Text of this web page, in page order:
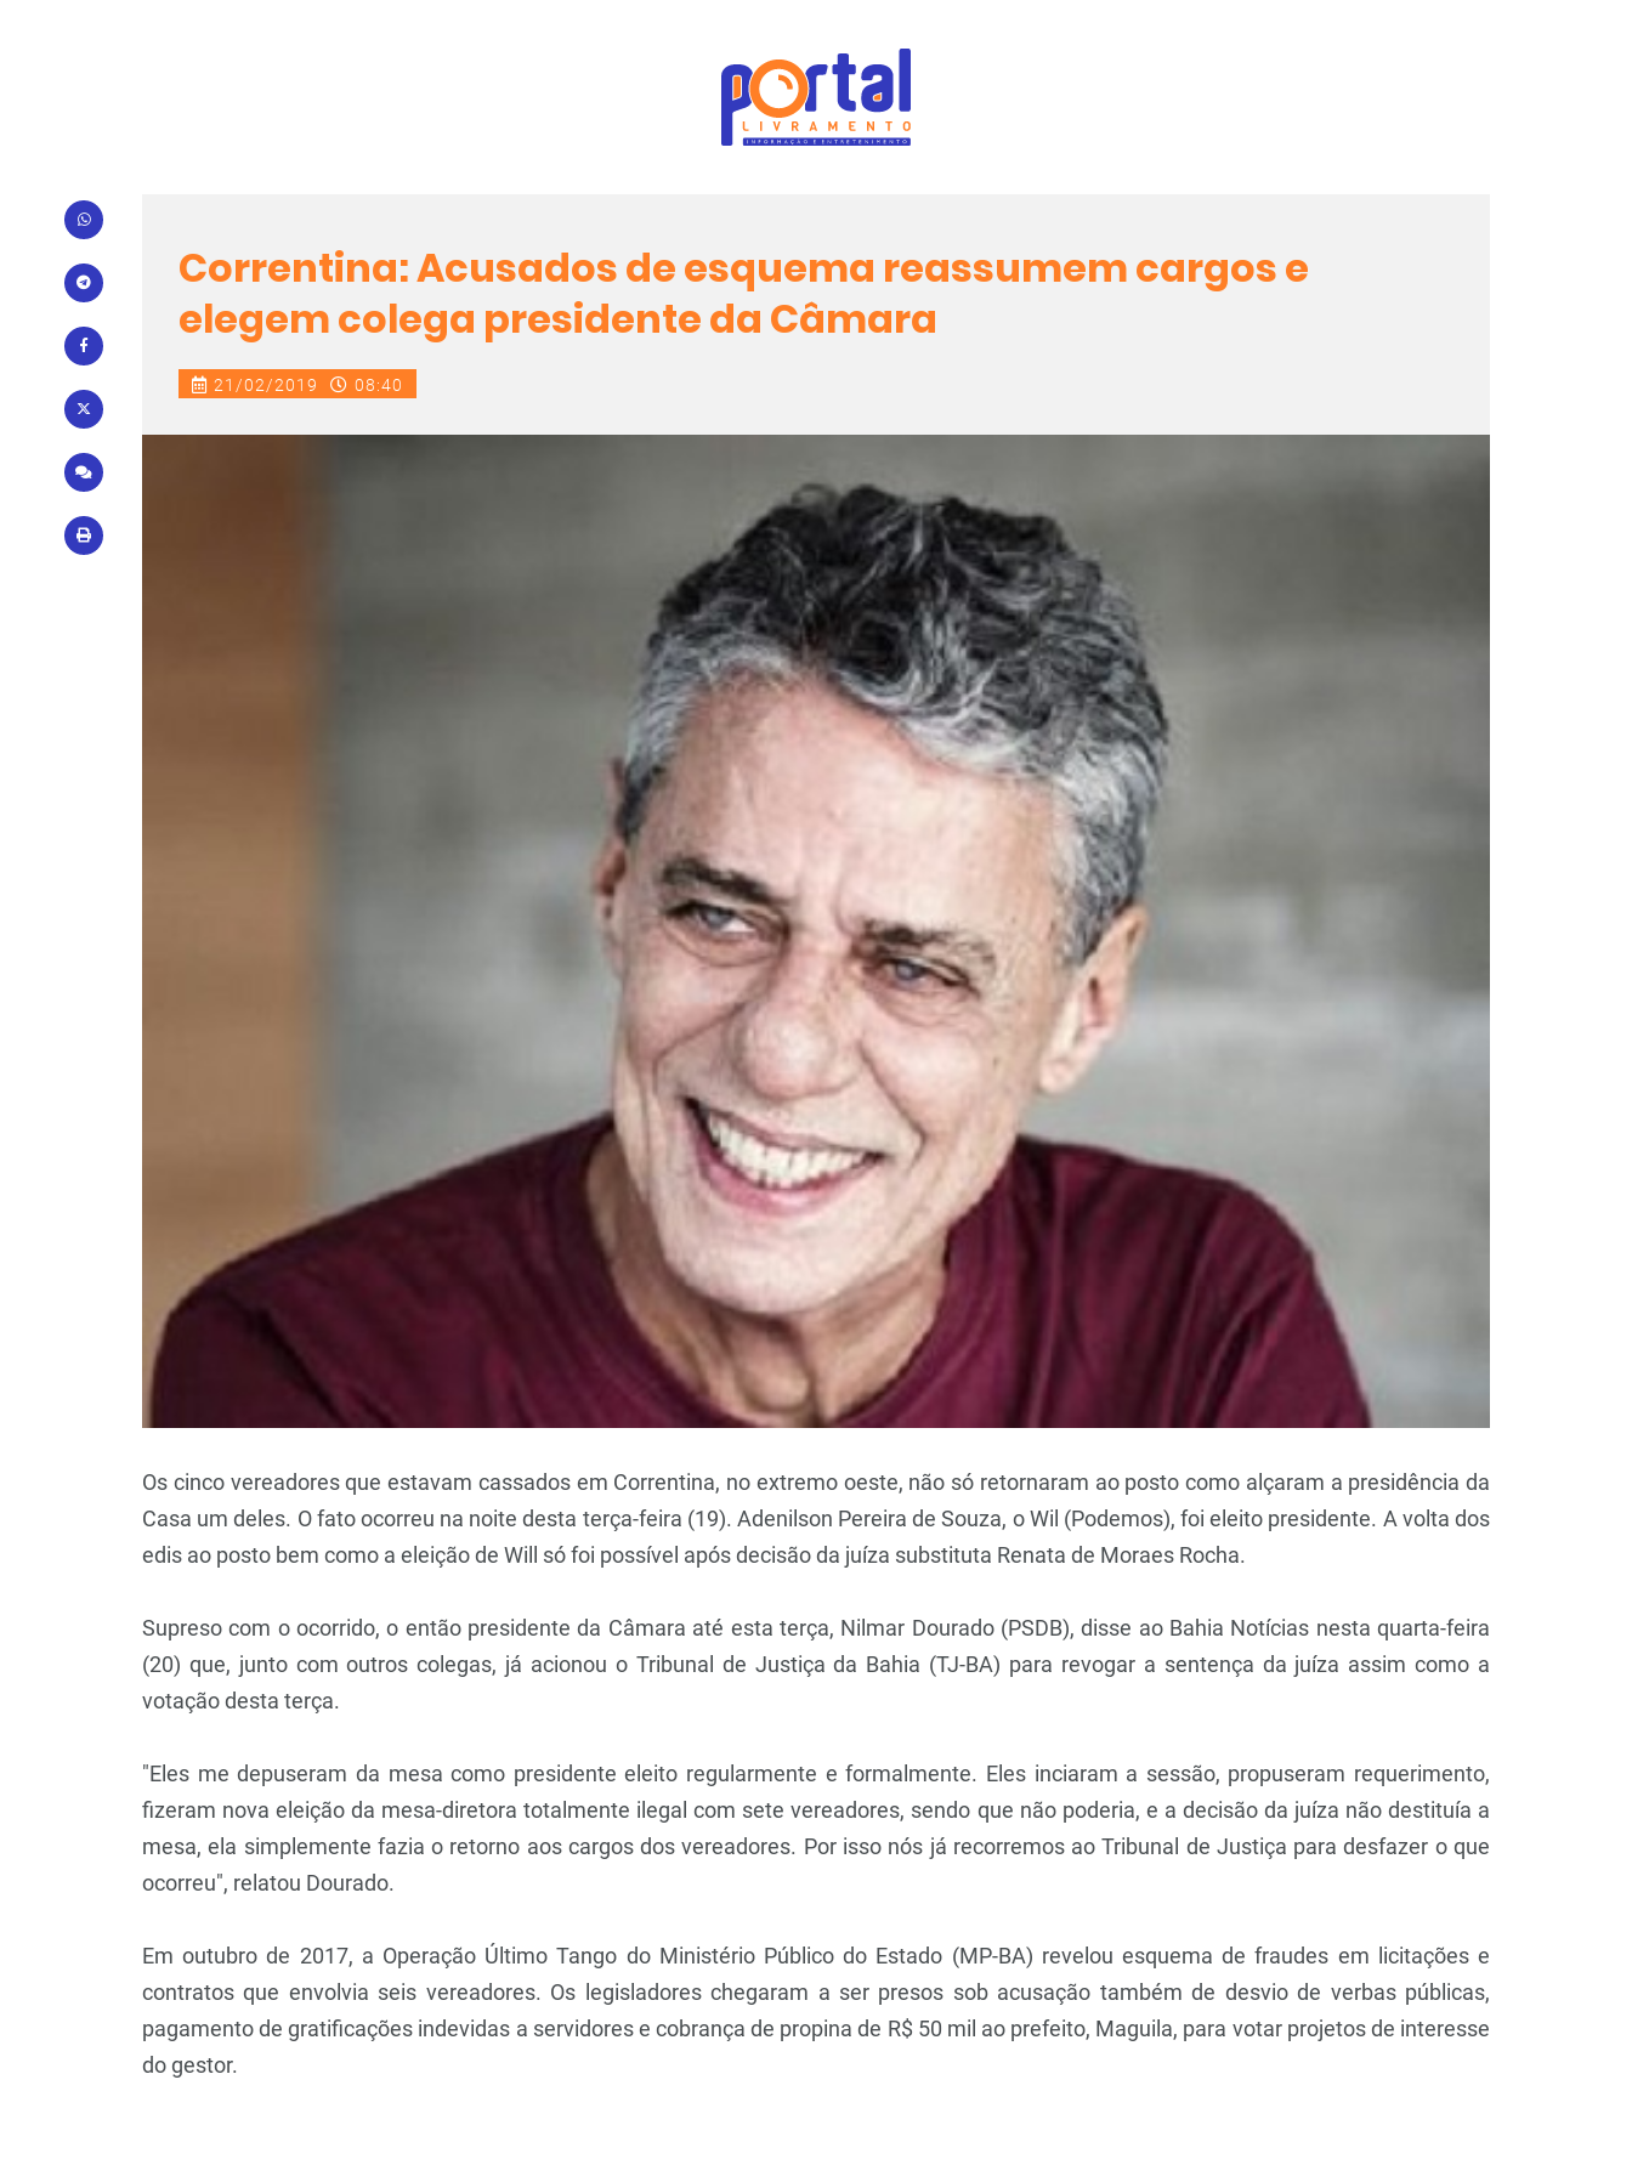
Correntina: Acusados de esquema reassumem cargos e
elegem colega presidente da Câmara
21/02/2019 08:40
Os cinco vereadores que estavam cassados em Correntina, no extremo oeste, não só retornaram ao posto como alçaram a presidência da
Casa um deles. O fato ocorreu na noite desta terça-feira (19). Adenilson Pereira de Souza, o Wil (Podemos), foi eleito presidente. A volta dos
edis ao posto bem como a eleição de Will só foi possível após decisão da juíza substituta Renata de Moraes Rocha.
Supreso com o ocorrido, o então presidente da Câmara até esta terça, Nilmar Dourado (PSDB), disse ao Bahia Notícias nesta quarta-feira
(20) que, junto com outros colegas, já acionou o Tribunal de Justiça da Bahia (TJ-BA) para revogar a sentença da juíza assim como a
votação desta terça.
"Eles me depuseram da mesa como presidente eleito regularmente e formalmente. Eles inciaram a sessão, propuseram requerimento,
fizeram nova eleição da mesa-diretora totalmente ilegal com sete vereadores, sendo que não poderia, e a decisão da juíza não destituía a
mesa, ela simplemente fazia o retorno aos cargos dos vereadores. Por isso nós já recorremos ao Tribunal de Justiça para desfazer o que
ocorreu", relatou Dourado.
Em outubro de 2017, a Operação Último Tango do Ministério Público do Estado (MP-BA) revelou esquema de fraudes em licitações e
contratos que envolvia seis vereadores. Os legisladores chegaram a ser presos sob acusação também de desvio de verbas públicas,
pagamento de gratificações indevidas a servidores e cobrança de propina de R$ 50 mil ao prefeito, Maguila, para votar projetos de interesse
do gestor.